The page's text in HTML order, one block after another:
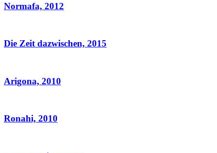
Normafa, 2012
Die Zeit dazwischen, 2015
Arigona, 2010
Ronahi, 2010